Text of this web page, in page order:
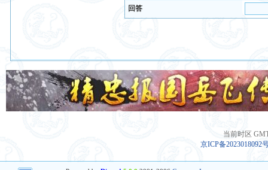
回答
当前时区
京ICP备2023018092